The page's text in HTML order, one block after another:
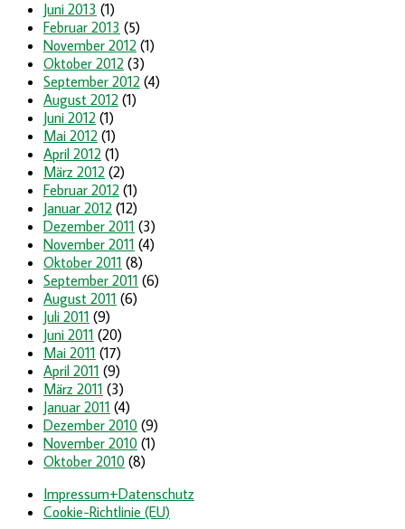
Juni 2013 (1)
Februar 2013 (5)
November 2012 (1)
Oktober 2012 (3)
September 2012 (4)
August 2012 (1)
Juni 2012 (1)
Mai 2012 (1)
April 2012 (1)
März 2012 (2)
Februar 2012 (1)
Januar 2012 (12)
Dezember 2011 (3)
November 2011 (4)
Oktober 2011 (8)
September 2011 (6)
August 2011 (6)
Juli 2011 (9)
Juni 2011 (20)
Mai 2011 (17)
April 2011 (9)
März 2011 (3)
Januar 2011 (4)
Dezember 2010 (9)
November 2010 (1)
Oktober 2010 (8)
Impressum+Datenschutz
Cookie-Richtlinie (EU)